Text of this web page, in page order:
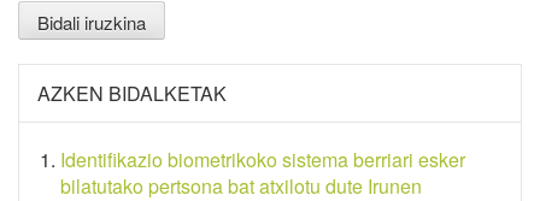
AZKEN BIDALKETAK
Identifikazio biometrikoko sistema berriari esker
bilatutako pertsona bat atxilotu dute Irunen